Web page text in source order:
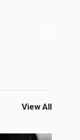
View All